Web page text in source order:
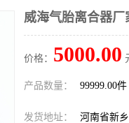
威海气胎离合器
价格： 5000.00
产品数量： 99999.00件
发货地址： 河南省新乡